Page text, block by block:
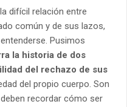
difícil relación entre
común y de sus lazos,
Pusimos
la historia de dos
del rechazo de sus
del propio cuerpo. Son
recordar cómo ser